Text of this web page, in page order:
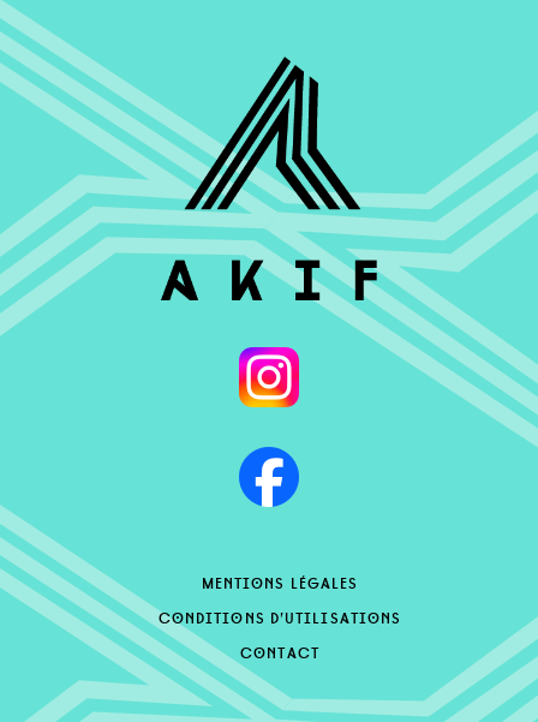
mentions légales
conditions d’utilisations
contact